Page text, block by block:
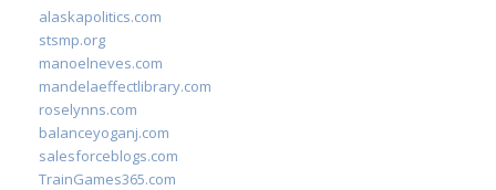
alaskapolitics.com
stsmp.org
manoelneves.com
mandelaeffectlibrary.com
roselynns.com
balanceyoganj.com
salesforceblogs.com
TrainGames365.com